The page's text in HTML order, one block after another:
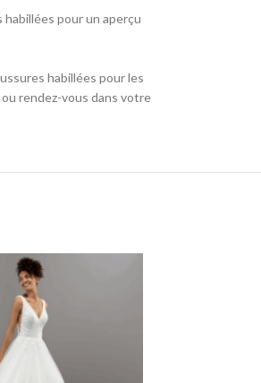
pour un aperçu
habillées pour les
rendez-vous dans votre